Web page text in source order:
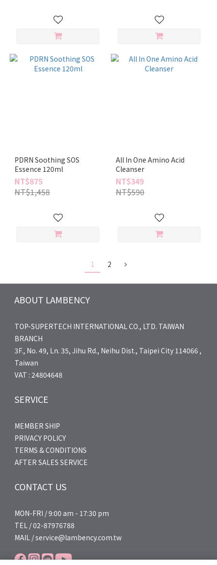
PDRN Soothing SOS
Essence 120ml
NT$875
NT$1,458
All In One Amino Acid
Cleanser
NT$349
NT$590
1 2
ABOUT LAMBENCY
TOP-SUPERTECH INTERNATIONAL CO., LTD. TAIWAN
BRANCH
3F., No. 49, Ln. 35, Jihu Rd., Neihu Dist., Taipei City 114066 ,
Taiwan
VAT : 24804648
SERVICE
MEMBER SHIP
PRIVACY POLICY
TERMS & CONDITIONS
AFTER SALES SERVICE
CONTACT US
MON-FRI / 9:00 am - 17:30 pm
TEL / 02-87976788
MAIL / service@lambency.com.tw